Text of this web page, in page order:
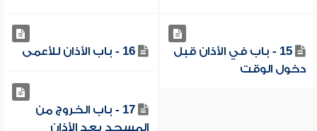
15 - باب في الأذان قبل
دخول الوقت
16 - باب الأذان للأعمى
17 - باب الخروج من
المسجد بعد الأذان